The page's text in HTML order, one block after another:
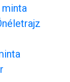
minta